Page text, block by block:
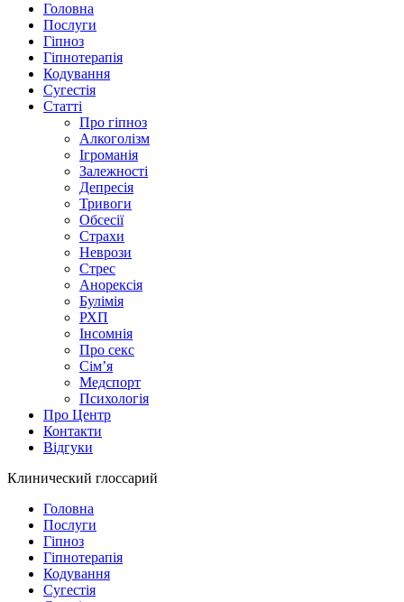
Головна
Послуги
Гіпноз
Гіпнотерапія
Кодування
Сугестія
Статті
Про гіпноз
Алкоголізм
Ігроманія
Залежності
Депресія
Тривоги
Обсесії
Страхи
Неврози
Стрес
Анорексія
Булімія
РХП
Інсомнія
Про секс
Сім’я
Медспорт
Психологія
Про Центр
Контакти
Відгуки
Клинический глоссарий
Головна
Послуги
Гіпноз
Гіпнотерапія
Кодування
Сугестія